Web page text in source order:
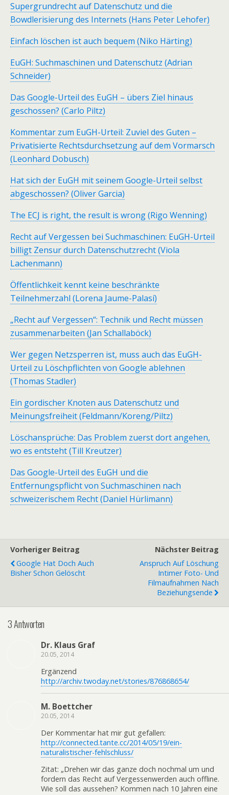
Supergrundrecht auf Datenschutz und die
Bowdlerisierung des Internets (Hans Peter Lehofer)
Einfach löschen ist auch bequem (Niko Härting)
EuGH: Suchmaschinen und Datenschutz (Adrian
Schneider)
Das Google-Urteil des EuGH – übers Ziel hinaus
geschossen? (Carlo Piltz)
Kommentar zum EuGH-Urteil: Zuviel des Guten –
Privatisierte Rechtsdurchsetzung auf dem Vormarsch
(Leonhard Dobusch)
Hat sich der EuGH mit seinem Google-Urteil selbst
abgeschossen? (Oliver Garcia)
The ECJ is right, the result is wrong (Rigo Wenning)
Recht auf Vergessen bei Suchmaschinen: EuGH-Urteil
billigt Zensur durch Datenschutzrecht (Viola
Lachenmann)
Öffentlichkeit kennt keine beschränkte
Teilnehmerzahl (Lorena Jaume-Palasí)
„Recht auf Vergessen“: Technik und Recht müssen
zusammenarbeiten (Jan Schallaböck)
Wer gegen Netzsperren ist, muss auch das EuGH-
Urteil zu Löschpflichten von Google ablehnen
(Thomas Stadler)
Ein gordischer Knoten aus Datenschutz und
Meinungsfreiheit (Feldmann/Koreng/Piltz)
Löschansprüche: Das Problem zuerst dort angehen,
wo es entsteht (Till Kreutzer)
Das Google-Urteil des EuGH und die
Entfernungspflicht von Suchmaschinen nach
schweizerischem Recht (Daniel Hürlimann)
Vorheriger Beitrag
Google Hat Doch Auch
Bisher Schon Gelöscht
Nächster Beitrag
Anspruch Auf Löschung
Intimer Foto- Und
Filmaufnahmen Nach
Beziehungsende
3 Antworten
Dr. Klaus Graf
20.05, 2014
Ergänzend
http://archiv.twoday.net/stories/876868654/
M. Boettcher
20.05, 2014
Der Kommentar hat mir gut gefallen:
http://connected.tante.cc/2014/05/19/ein-
naturalistischer-fehlschluss/
Zitat: „Drehen wir das ganze doch nochmal um und
fordern das Recht auf Vergessenwerden auch offline.
Wie soll das aussehen? Kommen nach 10 Jahren eine